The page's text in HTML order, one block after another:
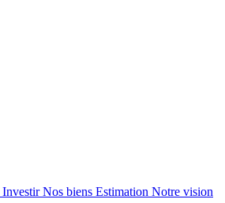
InvestirNos biens Estimation Notre vision